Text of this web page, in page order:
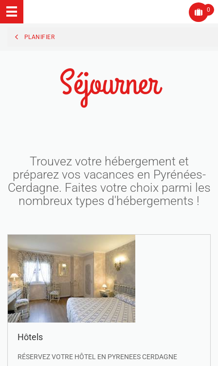
0
PLANIFIER
Séjourner
Trouvez votre hébergement et
préparez vos vacances en Pyrénées-
Cerdagne. Faites votre choix parmi les
nombreux types d'hébergements !
Hôtels
RÉSERVEZ VOTRE HÔTEL EN PYRENEES CERDAGNE